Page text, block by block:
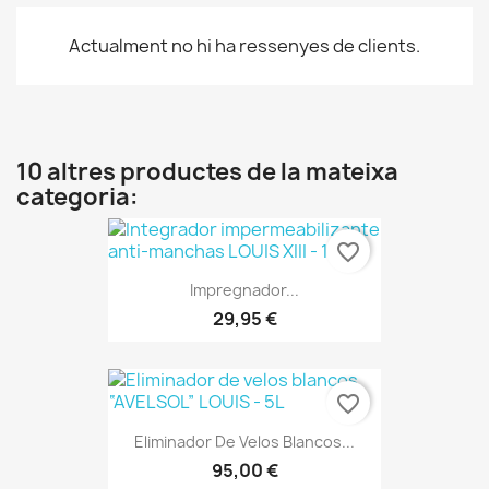
Actualment no hi ha ressenyes de clients.
10 altres productes de la mateixa
categoria:
Impregnador...
29,95 €
favorite_border
Eliminador De Velos Blancos...
95,00 €
favorite_border